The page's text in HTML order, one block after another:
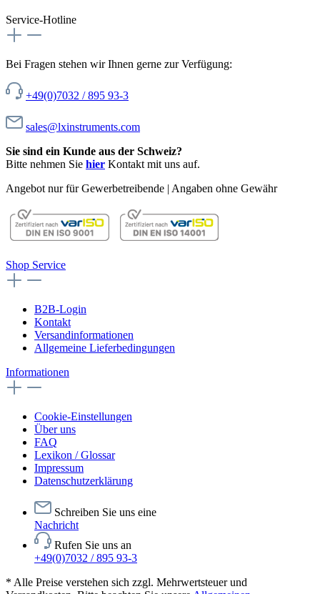
Service-Hotline
Bei Fragen stehen wir Ihnen gerne zur Verfügung:
+49(0)7032 / 895 93-3
sales@lxinstruments.com
Sie sind ein Kunde aus der Schweiz?
Bitte nehmen Sie hier Kontakt mit uns auf.
Angebot nur für Gewerbetreibende | Angaben ohne Gewähr
Shop Service
B2B-Login
Kontakt
Versandinformationen
Allgemeine Lieferbedingungen
Informationen
Cookie-Einstellungen
Über uns
FAQ
Lexikon / Glossar
Impressum
Datenschutzerklärung
Schreiben Sie uns eine
Nachricht
Rufen Sie uns an
+49(0)7032 / 895 93-3
* Alle Preise verstehen sich zzgl. Mehrwertsteuer und